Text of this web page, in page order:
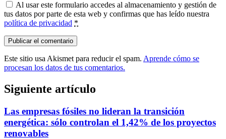
Al usar este formulario accedes al almacenamiento y gestión de
tus datos por parte de esta web y confirmas que has leído nuestra
política de privacidad *
Este sitio usa Akismet para reducir el spam. Aprende cómo se
procesan los datos de tus comentarios.
Siguiente artículo
Las empresas fósiles no lideran la transición
energética: sólo controlan el 1,42% de los proyectos
renovables